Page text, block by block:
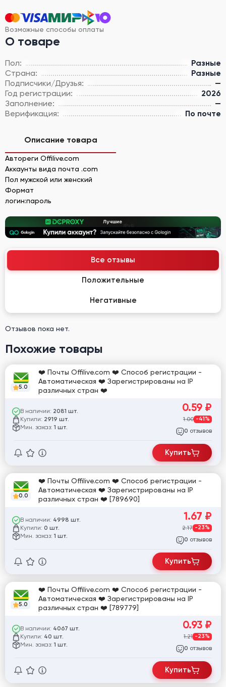
Возможные способы оплаты
О товаре
Пол:
Разные
Страна:
Разные
Подписчики/Друзья:
—
Год регистрации:
2026
Заполнение:
—
Верификация:
По почте
Описание товара
Автореги Offilive.com
Аккаунты вида почта .com
Пол мужской или женский
Формат
логин:пароль
Все отзывы
Положительные
Негативные
Отзывов пока нет.
Похожие товары
5.0
❤️ Почты Offilive.com ❤️ Способ регистрации -
Автоматическая ❤️ Зарегистрированы на IP
различных стран ❤️
В наличии: 2081 шт.
Купили: 2919 шт.
Мин. заказ: 1 шт.
0.59 ₽
1.00 -41%
0 отзывов
Купить
0.0
❤️ Почты Offilive.com ❤️ Способ регистрации -
Автоматическая ❤️ Зарегистрированы на IP
различных стран ❤️ [789690]
В наличии: 4998 шт.
Купили: 0 шт.
Мин. заказ: 1 шт.
1.67 ₽
2.17 -23%
0 отзывов
Купить
5.0
❤️ Почты Offilive.com ❤️ Способ регистрации -
Автоматическая ❤️ Зарегистрированы на IP
различных стран ❤️ [789779]
В наличии: 4067 шт.
Купили: 40 шт.
Мин. заказ: 1 шт.
0.93 ₽
1.21 -23%
0 отзывов
Купить